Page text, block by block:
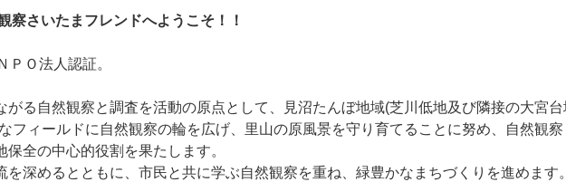
察さいたまフレンドへようこそ！！
法人認証。
る自然観察と調査を活動の原点として、見沼たんぼ地域(芝川低地及び隣接の大宮台
ドに自然観察の輪を広げ、里山の原風景を守り育てることに努め、自然観察
心的役割を果たします。
ともに、市民と共に学ぶ自然観察を重ね、緑豊かなまちづくりを進めます